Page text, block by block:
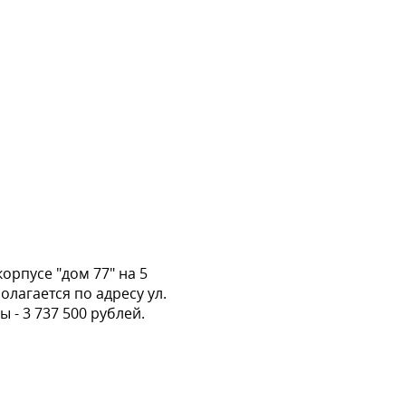
"дом 77" на 5
по адресу ул.
- 3 737 500 рублей.